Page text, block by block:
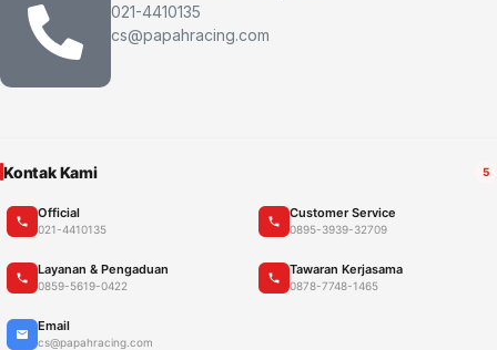
021-4410135
cs@papahracing.com
Kontak Kami 5
Official
021-4410135
Customer Service
0895-3939-32709
Layanan & Pengaduan
0859-5619-0422
Tawaran Kerjasama
0878-7748-1465
Email
cs@papahracing.com